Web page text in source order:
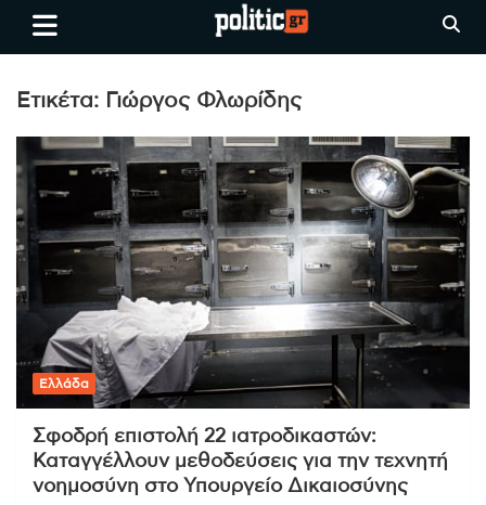
Skip
Ειδήσεις απο τη
Θεσσαλονίκη, την Ελλάδα και
όλο τον Κόσμο
politic.gr
Ετικέτα: Γιώργος Φλωρίδης
Ελλάδα
Σφοδρή επιστολή 22 ιατροδικαστών:
Καταγγέλλουν μεθοδεύσεις για την τεχνητή
νοημοσύνη στο Υπουργείο Δικαιοσύνης